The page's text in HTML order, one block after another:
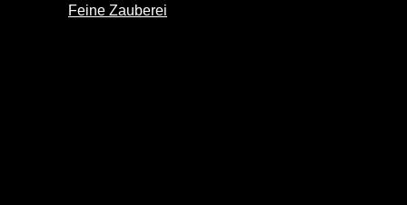
Feine Zauberei